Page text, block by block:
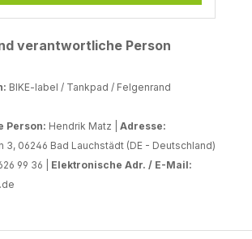
verantwortliche Person
BIKE-label / Tankpad / Felgenrand
Person: Hendrik Matz | Adresse:
3, 06246 Bad Lauchstädt (DE - Deutschland)
99 36 | Elektronische Adr. / E-Mail: